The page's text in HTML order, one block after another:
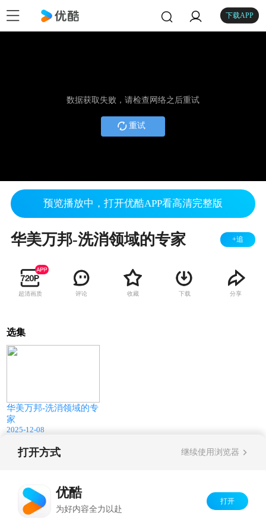
下载APP
数据获取失败，请检查网络之后重试
重试
预览播放中，打开优酷APP看高清完整版
华美万邦-洗消领域的专家 +追
超清画质 评论 收藏 下载 分享
选集
华美万邦-洗消领域的专
家
2025-12-08
打开方式 继续使用浏览器
优酷
为好内容全力以赴
打开